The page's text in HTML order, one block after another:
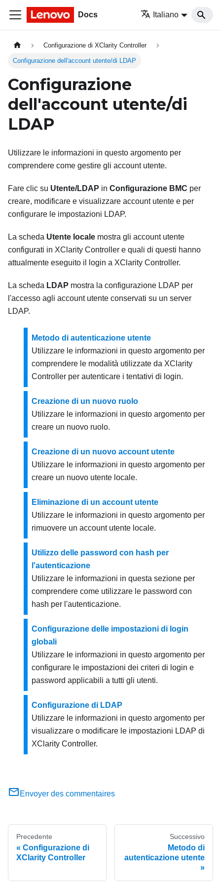
Docs Italiano
Configurazione di XClarity Controller
Configurazione dell'account utente/di LDAP
Configurazione
dell'account utente/di
LDAP
Utilizzare le informazioni in questo argomento per
comprendere come gestire gli account utente.
Fare clic su Utente/LDAP in Configurazione BMC per
creare, modificare e visualizzare account utente e per
configurare le impostazioni LDAP.
La scheda Utente locale mostra gli account utente
configurati in XClarity Controller e quali di questi hanno
attualmente eseguito il login a XClarity Controller.
La scheda LDAP mostra la configurazione LDAP per
l'accesso agli account utente conservati su un server
LDAP.
Metodo di autenticazione utente
Utilizzare le informazioni in questo argomento per
comprendere le modalità utilizzate da XClarity
Controller per autenticare i tentativi di login.
Creazione di un nuovo ruolo
Utilizzare le informazioni in questo argomento per
creare un nuovo ruolo.
Creazione di un nuovo account utente
Utilizzare le informazioni in questo argomento per
creare un nuovo utente locale.
Eliminazione di un account utente
Utilizzare le informazioni in questo argomento per
rimuovere un account utente locale.
Utilizzo delle password con hash per
l'autenticazione
Utilizzare le informazioni in questa sezione per
comprendere come utilizzare le password con
hash per l'autenticazione.
Configurazione delle impostazioni di login
globali
Utilizzare le informazioni in questo argomento per
configurare le impostazioni dei criteri di login e
password applicabili a tutti gli utenti.
Configurazione di LDAP
Utilizzare le informazioni in questo argomento per
visualizzare o modificare le impostazioni LDAP di
XClarity Controller.
Envoyer des commentaires
Precedente
Configurazione di
XClarity Controller
Successivo
Metodo di
autenticazione utente